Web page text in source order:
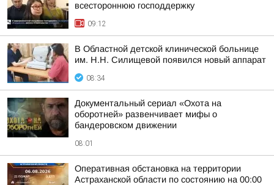
всестороннюю господдержку
09:12
В Областной детской клинической больнице
им. Н.Н. Силищевой появился новый аппарат
08:34
Документальный сериал «Охота на
оборотней» развенчивает мифы о
бандеровском движении
08:01
Оперативная обстановка на территории
Астраханской области по состоянию на 00:00